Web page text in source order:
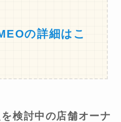
の詳細はこ
検討中の店舗オーナ